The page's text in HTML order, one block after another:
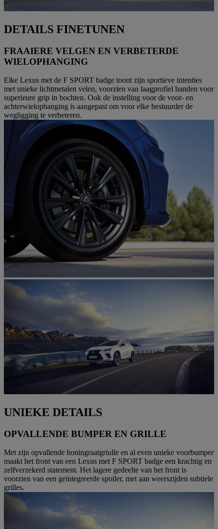
DETAILS FINETUNEN
FRAAIERE VELGEN EN VERBETERDE
WIELOPHANGING
Elke Lexus met de F SPORT badge toont zijn sportieve intenties
met unieke lichtmetalen velen, voorzien van laagprofiel banden voor
superieure grip in bochten. Ook de instelling voor de voor- en
achterwielophanging is aangepast om voor elke bestuurder de
wegligging te verbeteren.
UNIEKE DETAILS
OPVALLENDE BUMPER EN GRILLE
Met zijn opvallende honingraatgriulle en al even unieke voorbumper
maakt het front van een Lexus met F SPORT badge een krachtig en
zelfverzekerd statement. Het lagere gedeelte van het front is
voorzien van een geïntegreerde spoiler, met aan weerszijden subtiele
grilles.